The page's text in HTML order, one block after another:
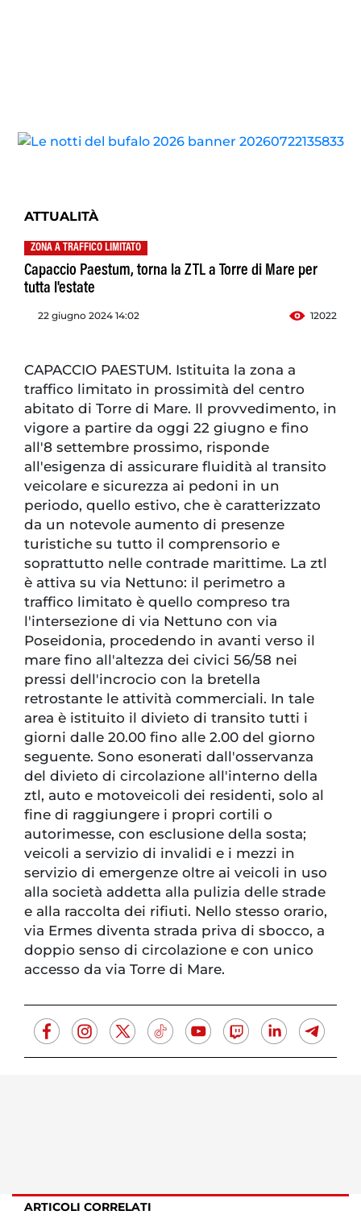
ATTUALITÀ
ZONA A TRAFFICO LIMITATO
Capaccio Paestum, torna la ZTL a Torre di Mare per
tutta l'estate
22 giugno 2024 14:02 12022
CAPACCIO PAESTUM. Istituita la zona a
traffico limitato in prossimità del centro
abitato di Torre di Mare. Il provvedimento, in
vigore a partire da oggi 22 giugno e fino
all'8 settembre prossimo, risponde
all'esigenza di assicurare fluidità al transito
veicolare e sicurezza ai pedoni in un
periodo, quello estivo, che è caratterizzato
da un notevole aumento di presenze
turistiche su tutto il comprensorio e
soprattutto nelle contrade marittime. La ztl
è attiva su via Nettuno: il perimetro a
traffico limitato è quello compreso tra
l'intersezione di via Nettuno con via
Poseidonia, procedendo in avanti verso il
mare fino all'altezza dei civici 56/58 nei
pressi dell'incrocio con la bretella
retrostante le attività commerciali. In tale
area è istituito il divieto di transito tutti i
giorni dalle 20.00 fino alle 2.00 del giorno
seguente. Sono esonerati dall'osservanza
del divieto di circolazione all'interno della
ztl, auto e motoveicoli dei residenti, solo al
fine di raggiungere i propri cortili o
autorimesse, con esclusione della sosta;
veicoli a servizio di invalidi e i mezzi in
servizio di emergenze oltre ai veicoli in uso
alla società addetta alla pulizia delle strade
e alla raccolta dei rifiuti. Nello stesso orario,
via Ermes diventa strada priva di sbocco, a
doppio senso di circolazione e con unico
accesso da via Torre di Mare.
ARTICOLI CORRELATI